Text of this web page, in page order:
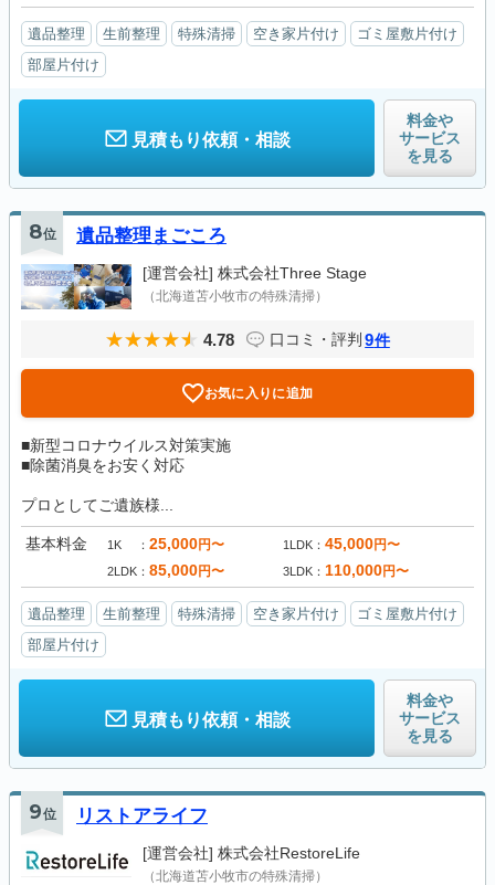
遺品整理 生前整理 特殊清掃 空き家片付け
ゴミ屋敷片付け
部屋片付け
見積もり依頼・相談
料金や
サービス
を見る
8位 遺品整理まごころ
[運営会社] 株式会社Three Stage
（北海道苫小牧市の特殊清掃）
4.78 口コミ・評判 9件
お気に入りに追加
■新型コロナウイルス対策実施
■除菌消臭をお安く対応
プロとしてご遺族様...
基本料金 1K 25,000円〜 1LDK 45,000円〜
2LDK 85,000円〜 3LDK 110,000円〜
遺品整理 生前整理 特殊清掃 空き家片付け
ゴミ屋敷片付け
部屋片付け
見積もり依頼・相談
料金や
サービス
を見る
9位 リストアライフ
[運営会社] 株式会社RestoreLife
（北海道苫小牧市の特殊清掃）